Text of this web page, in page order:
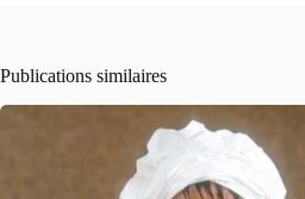
Publications similaires